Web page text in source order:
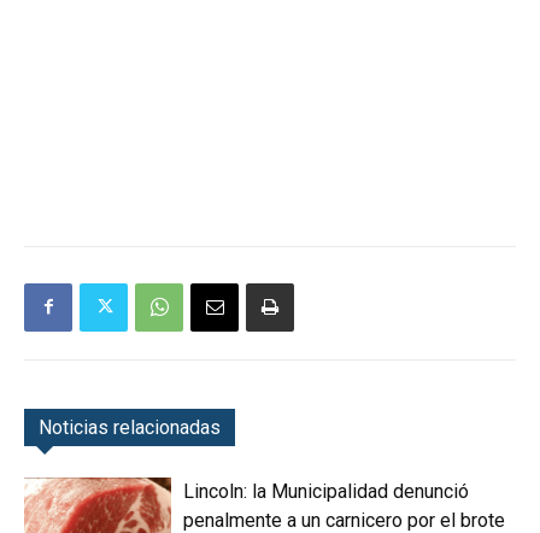
Noticias relacionadas
Lincoln: la Municipalidad denunció
penalmente a un carnicero por el brote